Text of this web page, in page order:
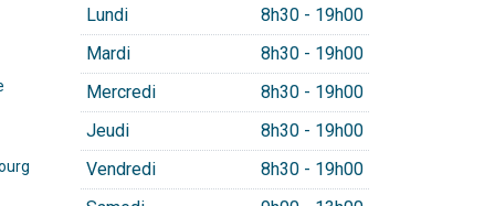
Lundi
8h30 - 19h00
Mardi
8h30 - 19h00
Mercredi
8h30 - 19h00
Jeudi
8h30 - 19h00
Vendredi
8h30 - 19h00